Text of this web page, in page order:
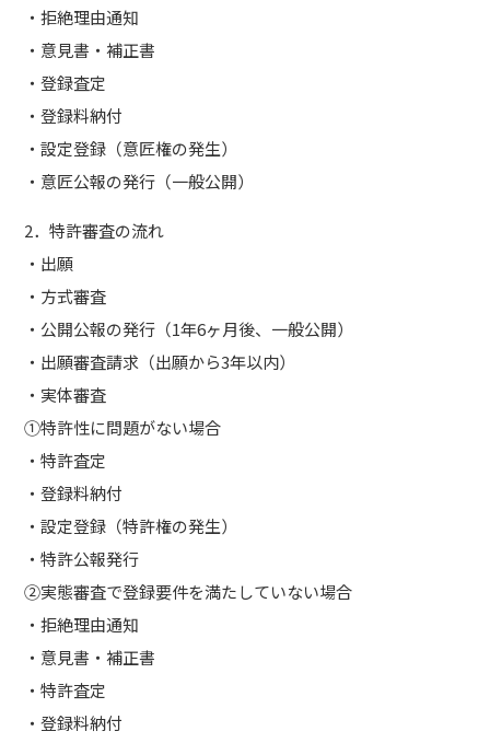
・拒絶理由通知
・意見書・補正書
・登録査定
・登録料納付
・設定登録（意匠権の発生）
・意匠公報の発行（一般公開）
2．特許審査の流れ
・出願
・方式審査
・公開公報の発行（1年6ヶ月後、一般公開）
・出願審査請求（出願から3年以内）
・実体審査
①特許性に問題がない場合
・特許査定
・登録料納付
・設定登録（特許権の発生）
・特許公報発行
②実態審査で登録要件を満たしていない場合
・拒絶理由通知
・意見書・補正書
・特許査定
・登録料納付